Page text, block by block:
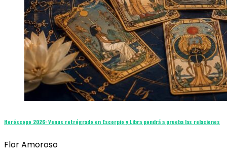
Horóscopo 2026: Venus retrógrado en Escorpio y Libra pondrá a prueba las relaciones
Flor Amoroso